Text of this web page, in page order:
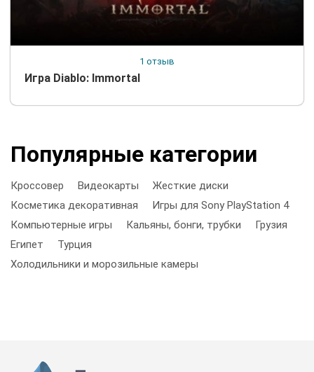
1 отзыв
Игра Diablo: Immortal
Популярные категории
Кроссовер Видеокарты
Жесткие диски
Косметика декоративная
Игры для Sony PlayStation 4
Компьютерные игры
Кальяны, бонги, трубки
Грузия
Египет
Турция
Холодильники и морозильные камеры